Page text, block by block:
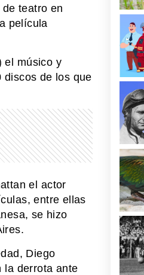
teatro en
película
el músico y
discos de los que
el actor
entre ellas
se hizo
Diego
la derrota ante